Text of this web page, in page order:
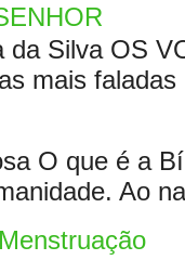
da Silva OS
mais
O que é a
Ao